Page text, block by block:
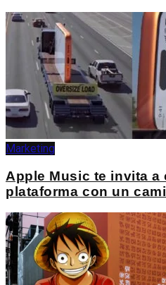
Marketing
Apple Music te invita a
plataforma con un